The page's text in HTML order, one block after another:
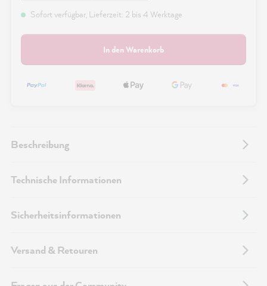
Sofort verfügbar, Lieferzeit: 2 bis 4 Werktage
In den Warenkorb
Beschreibung
Technische Informationen
Sicherheitsinformationen
Versand & Retouren